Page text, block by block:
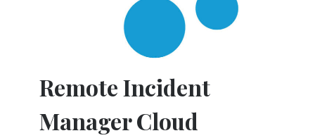
Remote Incident
Manager Cloud